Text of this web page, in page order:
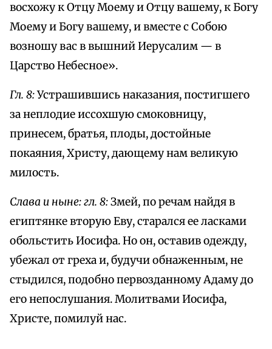
восхожу к Отцу Моему и Отцу вашему, к Богу
Моему и Богу вашему, и вместе с Собою
возношу вас в вышний Иерусалим — в
Царство Небесное».
Гл. 8:Устрашившись наказания, постигшего
за неплодие иссохшую смоковницу,
принесем, братья, плоды, достойные
покаяния, Христу, дающему нам великую
милость.
Слава и ныне: гл. 8:Змей, по речам найдя в
египтянке вторую Еву, старался ее ласками
обольстить Иосифа. Но он, оставив одежду,
убежал от греха и, будучи обнаженным, не
стыдился, подобно первозданному Адаму до
его непослушания. Молитвами Иосифа,
Христе, помилуй нас.